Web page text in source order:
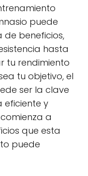
puede
beneficios,
hasta
tu rendimiento
tu objetivo, el
ser la clave
y
a
que esta
puede